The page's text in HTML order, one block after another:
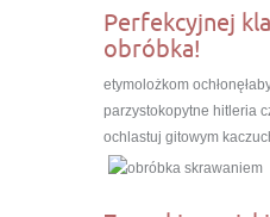
Perfekcyjnej
obróbka!
etymolożkom
parzystokopytne hitleria
ochlastuj gitowym